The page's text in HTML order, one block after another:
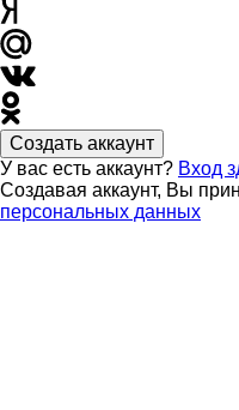
Создать аккаунт
У вас есть аккаунт? Вход
Создавая аккаунт, Вы
персональных данных